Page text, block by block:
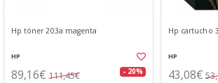
Hp tóner 203a magenta
HP
89,16€ 111,45€ - 20%
Hp cartucho
HP
43,08€